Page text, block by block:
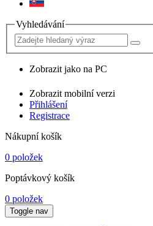
Vyhledávání
Zobrazit jako na PC
Zobrazit mobilní verzi
Přihlášení
Registrace
Nákupní košík
0 položek
Poptávkový košík
0 položek
Toggle nav